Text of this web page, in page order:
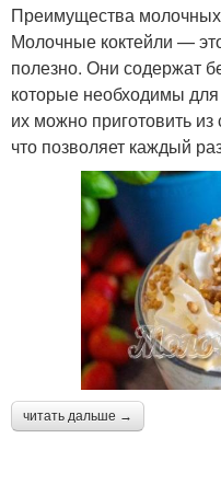
Преимущества молочных
Молочные коктейли —
полезно. Они содержат
которые необходимы
их можно приготовить
что позволяет каждый
читать дальше →